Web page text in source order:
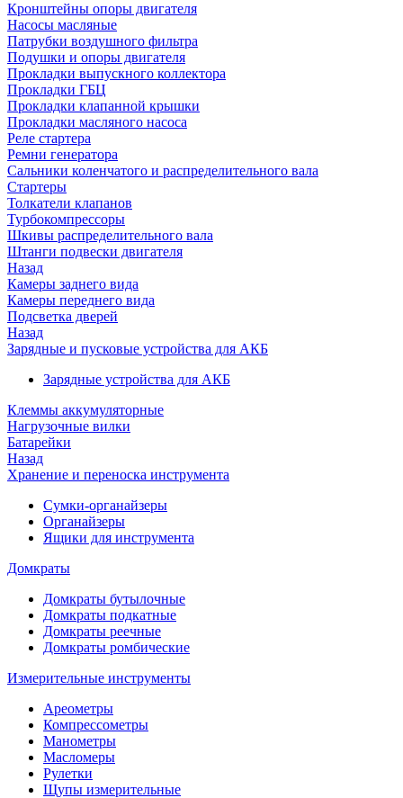
Кронштейны опоры двигателя
Насосы масляные
Патрубки воздушного фильтра
Подушки и опоры двигателя
Прокладки выпускного коллектора
Прокладки ГБЦ
Прокладки клапанной крышки
Прокладки масляного насоса
Реле стартера
Ремни генератора
Сальники коленчатого и распределительного вала
Стартеры
Толкатели клапанов
Турбокомпрессоры
Шкивы распределительного вала
Штанги подвески двигателя
Назад
Камеры заднего вида
Камеры переднего вида
Подсветка дверей
Назад
Зарядные и пусковые устройства для АКБ
Зарядные устройства для АКБ
Клеммы аккумуляторные
Нагрузочные вилки
Батарейки
Назад
Хранение и переноска инструмента
Сумки-органайзеры
Органайзеры
Ящики для инструмента
Домкраты
Домкраты бутылочные
Домкраты подкатные
Домкраты реечные
Домкраты ромбические
Измерительные инструменты
Ареометры
Компрессометры
Манометры
Масломеры
Рулетки
Щупы измерительные